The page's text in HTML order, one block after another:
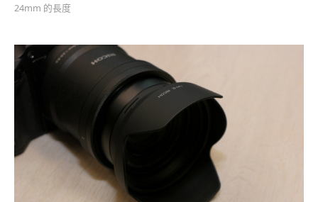
24mm 的長度